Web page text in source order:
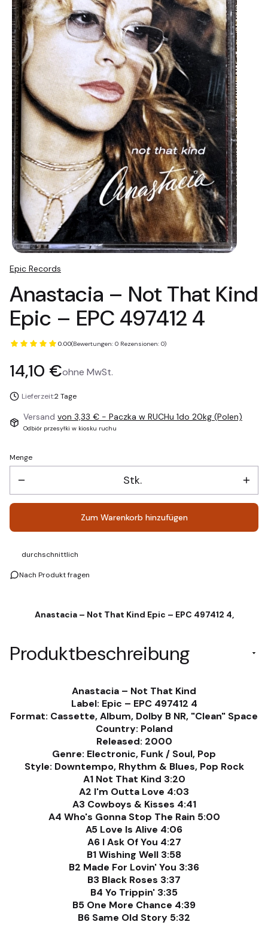
Epic Records
Anastacia – Not That Kind
Epic – EPC 497412 4
0.00(Bewertungen: 0 Rezensionen: 0)
Preis
14,10 €ohne MwSt.
Lieferzeit:2 Tage
Versand von 3,33 € - Paczka w RUCHu 1do 20kg (Polen)
Odbiór przesyłki w kiosku ruchu
Menge
Stk.
Zum Warenkorb hinzufügen
durchschnittlich
Nach Produkt fragen
Anastacia – Not That Kind Epic – EPC 497412 4,
Produktbeschreibung
Anastacia – Not That Kind
Label: Epic – EPC 497412 4
Format: Cassette, Album, Dolby B NR, "Clean" Space
Country: Poland
Released: 2000
Genre: Electronic, Funk / Soul, Pop
Style: Downtempo, Rhythm & Blues, Pop Rock
A1 Not That Kind 3:20
A2 I'm Outta Love 4:03
A3 Cowboys & Kisses 4:41
A4 Who's Gonna Stop The Rain 5:00
A5 Love Is Alive 4:06
A6 I Ask Of You 4:27
B1 Wishing Well 3:58
B2 Made For Lovin' You 3:36
B3 Black Roses 3:37
B4 Yo Trippin' 3:35
B5 One More Chance 4:39
B6 Same Old Story 5:32